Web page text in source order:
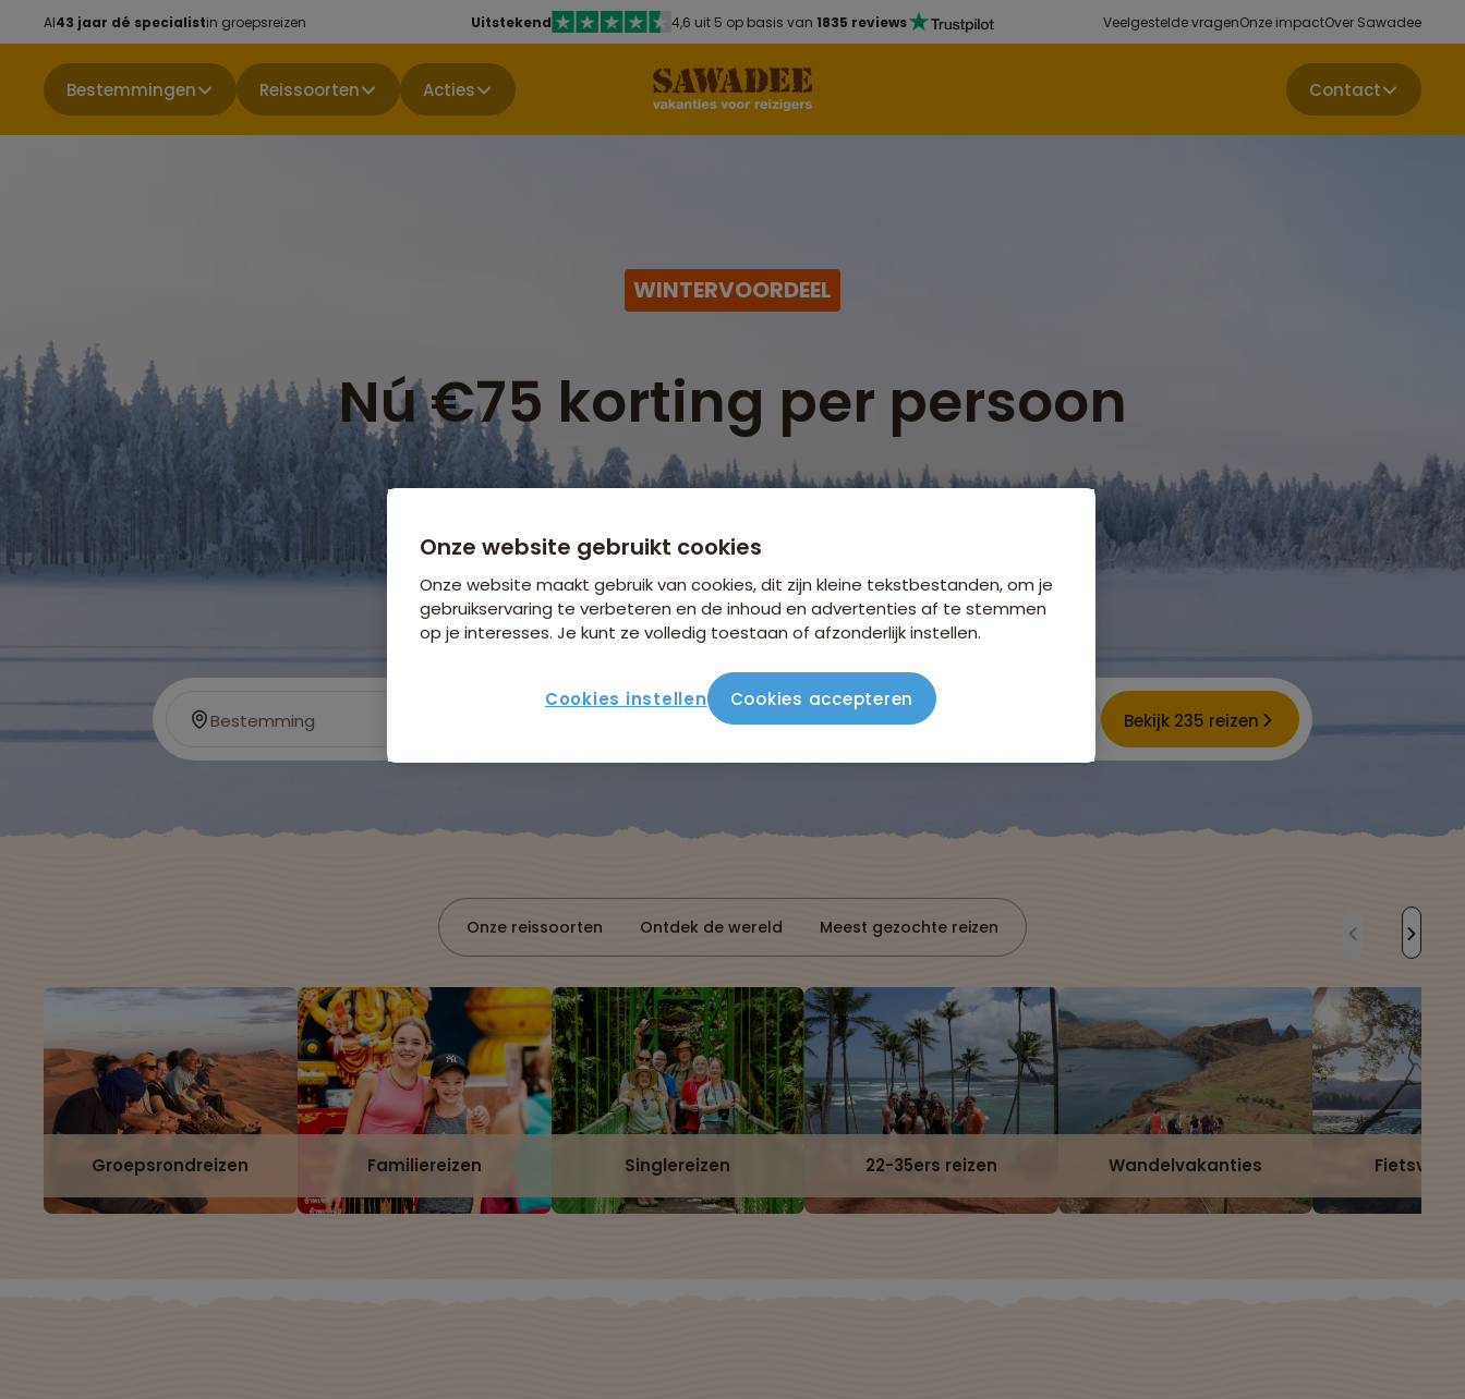
Al43 jaar dé specialistin groepsreizen Uitstekend 4,6 uit 5 op basis van 1835 reviews Veelgestelde vragenOnze impactOver Sawadee
Bestemmingen Reissoorten Acties Contact
WINTERVOORDEEL
Nú €75 korting per persoon
Bestemming Reisperiode Bekijk 235 reizen
Onze reissoorten Ontdek de wereld Meest gezochte reizen
Groepsrondreizen Familiereizen Singlereizen 22-35ers reizen Wandelvakanties
Onze website gebruikt cookies
Onze website maakt gebruik van cookies, dit zijn kleine tekstbestanden, om je
gebruikservaring te verbeteren en de inhoud en advertenties af te stemmen
op je interesses. Je kunt ze volledig toestaan of afzonderlijk instellen.
Cookies instellen Cookies accepteren